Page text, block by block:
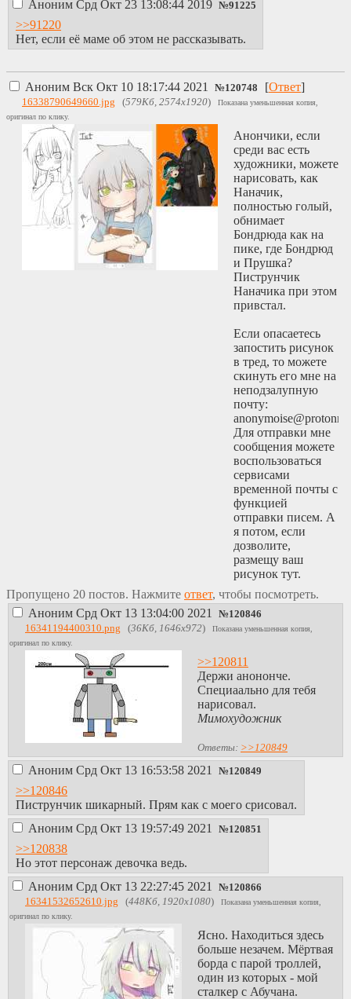
Аноним Срд Окт 23 13:08:44 2019 №91225
>>91220
Нет, если её маме об этом не рассказывать.
Аноним Вск Окт 10 18:17:44 2021 №120748 [Ответ]
16338790649660.jpg (579Кб, 2574x1920)
Показана уменьшенная копия,
оригинал по клику.
Анончики, если
среди вас есть
художники, можете
нарисовать, как
Наначик,
полностью голый,
обнимает
Бондрюда как на
пике, где Бондрюд
и Прушка?
Пиструнчик
Наначика при этом
привстал.
Если опасаетесь
запостить рисунок
в тред, то можете
скинуть его мне на
неподзалупную
почту:
Для отправки мне
сообщения можете
воспользоваться
сервисами
временной почты с
функцией
отправки писем. А
я потом, если
дозволите,
размещу ваш
рисунок тут.
Пропущено 20 постов. Нажмите ответ, чтобы посмотреть.
Аноним Срд Окт 13 13:04:00 2021 №120846
16341194400310.png (36Кб, 1646x972)
Показана уменьшенная копия,
оригинал по клику.
>>120811
Держи анононче.
Специаально для тебя
нарисовал.
Мимохудожник
Ответы: >>120849
Аноним Срд Окт 13 16:53:58 2021 №120849
>>120846
Пиструнчик шикарный. Прям как с моего срисовал.
Аноним Срд Окт 13 19:57:49 2021 №120851
>>120838
Но этот персонаж девочка ведь.
Аноним Срд Окт 13 22:27:45 2021 №120866
16341532652610.jpg (448Кб, 1920x1080)
Показана уменьшенная копия,
оригинал по клику.
Ясно. Находиться здесь
больше незачем. Мёртвая
борда с парой троллей,
один из которых - мой
сталкер с Абучана.